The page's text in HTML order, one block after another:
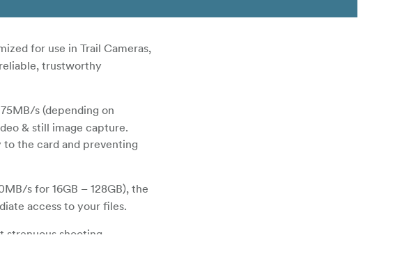
for use in Trail Cameras,
trustworthy
s (depending on
& still image capture.
to the card and preventing
s for 16GB – 128GB), the
access to your files.
strenuous shooting